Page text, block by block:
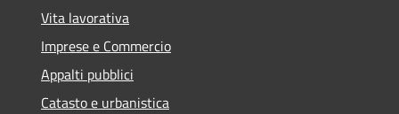
Vita lavorativa
Imprese e Commercio
Appalti pubblici
Catasto e urbanistica